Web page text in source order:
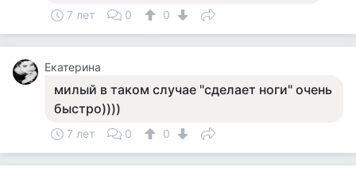
7 лет 0 0
Екатерина
милый в таком случае "сделает ноги" очень
быстро))))
7 лет 0 0